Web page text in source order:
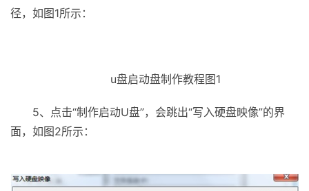
径，如图1所示：
u盘启动盘制作教程图1
5、点击“制作启动U盘”，会跳出“写入硬盘映像”的界
面，如图2所示：